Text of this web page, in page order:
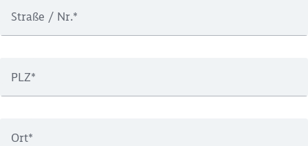
Straße / Nr.*
PLZ*
Ort*